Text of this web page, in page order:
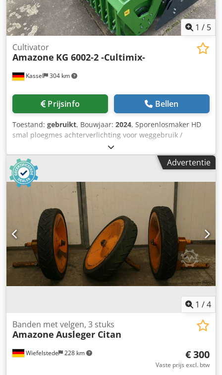
1 / 5
Kassel 304 km
Cultivator
Amazone KG 6002-2 -Cultimix-
Prijsinfo Bellen
Toestand: gebruikt, Bouwjaar: 2024, Sporenlosmaker HD
smal ploegmes achterverlichting voor weggebruik /
Versterkingsplaten KG 6002-2 tandenset "Griff Super"
aandrijfas Bondioli & Pavesi / handmatige
werkdiepteverstelling tandpackerwals PW 3000-600 /
draagarmen voor KG 02-2 opname Dsdpfxorxurmj Aaiokr
Advertentie
1 /4
Wiefelstede 228 km
Banden met velgen, 3 stuks
Amazone Ausleger Citan
€ 300
Vaste prijs excl. btw